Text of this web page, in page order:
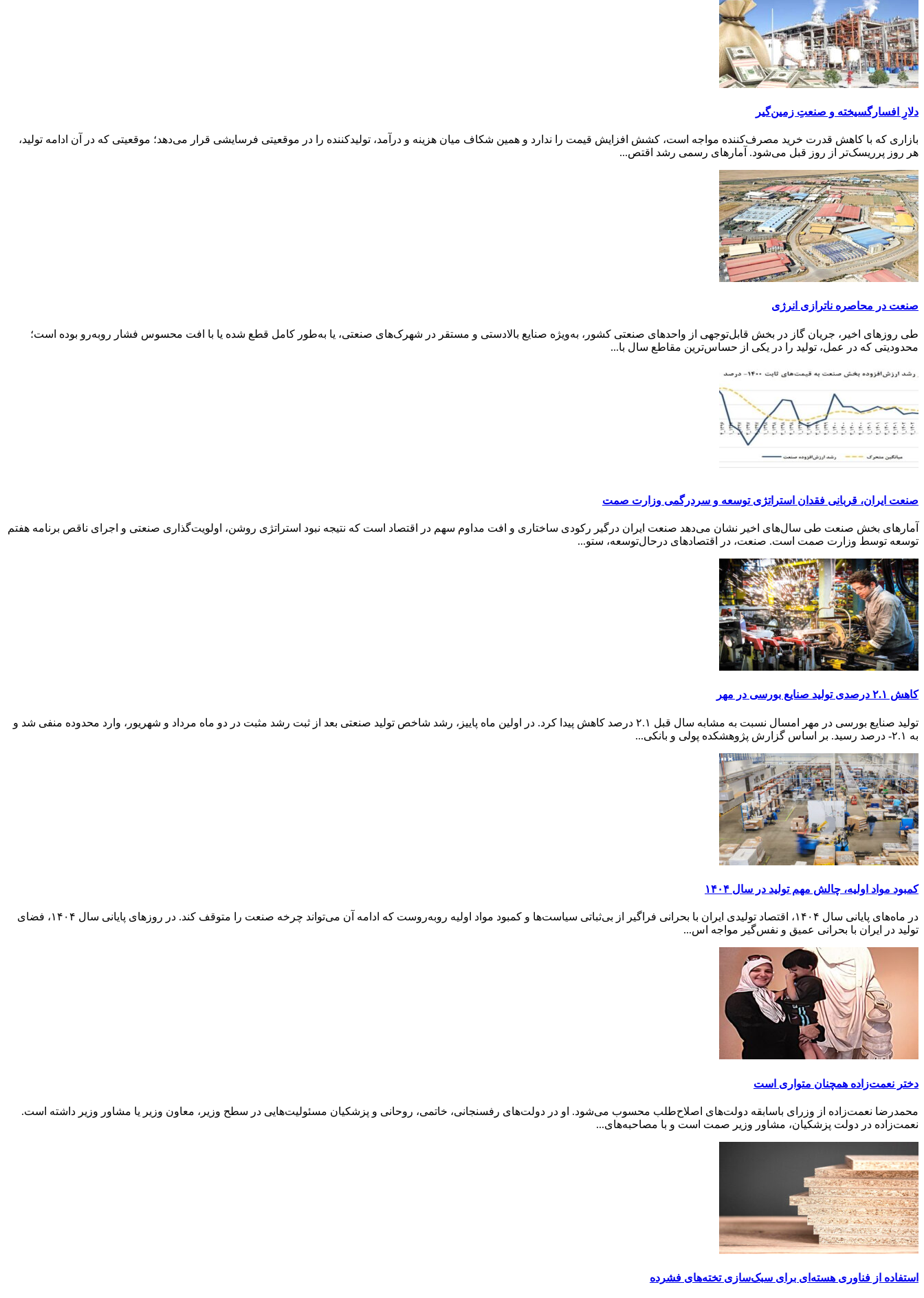
دلارِ افسارگسیخته و صنعتِ زمین‌گیر
بازاری که با کاهش قدرت خرید مصرف‌کننده مواجه است، کشش افزایش قیمت را ندارد و همین شکاف میان هزینه و درآمد، تولیدکننده را در موقعیتی فرسایشی قرار می‌دهد؛ موقعیتی که در آن ادامه تولید،
هر روز پرریسک‌تر از روز قبل می‌شود. آمارهای رسمی رشد اقتص...
صنعت در محاصره ناترازی انرژی
طی روزهای اخیر، جریان گاز در بخش قابل‌توجهی از واحدهای صنعتی کشور، به‌ویژه صنایع بالادستی و مستقر در شهرک‌های صنعتی، یا به‌طور کامل قطع شده یا با افت محسوس فشار روبه‌رو بوده است؛
محدودیتی که در عمل، تولید را در یکی از حساس‌ترین مقاطع سال با...
صنعت ایران، قربانی فقدان استراتژی توسعه و سردرگمی وزارت صمت
آمارهای بخش صنعت طی سال‌های اخیر نشان می‌دهد صنعت ایران درگیر رکودی ساختاری و افت مداوم سهم در اقتصاد است که نتیجه نبود استراتژی روشن، اولویت‌گذاری صنعتی و اجرای ناقص برنامه هفتم
توسعه توسط وزارت صمت است. صنعت، در اقتصادهای درحال‌توسعه، ستو...
کاهش ۲.۱ درصدی تولید صنایع بورسی در مهر
تولید صنایع بورسی در مهر امسال نسبت به مشابه سال قبل ۲.۱ درصد کاهش پیدا کرد. در اولین ماه پاییز، رشد شاخص تولید صنعتی بعد از ثبت رشد مثبت در دو ماه مرداد و شهریور، وارد محدوده منفی شد و
به ۲.۱- درصد رسید. بر اساس گزارش پژوهشکده پولی و بانکی...
کمبود مواد اولیه، چالش مهم تولید در سال ۱۴۰۴
در ماه‌های پایانی سال ۱۴۰۴، اقتصاد تولیدی ایران با بحرانی فراگیر از بی‌ثباتی سیاست‌ها و کمبود مواد اولیه روبه‌روست که ادامه آن می‌تواند چرخه صنعت را متوقف کند. در روزهای پایانی سال ۱۴۰۴، فضای
تولید در ایران با بحرانی عمیق و نفس‌گیر مواجه اس...
دختر نعمت‌زاده همچنان متواری است
محمدرضا نعمت‌زاده از وزرای باسابقه دولت‌های اصلاح‌طلب محسوب می‌شود. او در دولت‌های رفسنجانی، خاتمی، روحانی و پزشکیان مسئولیت‌هایی در سطح وزیر، معاون وزیر یا مشاور وزیر داشته است.
نعمت‌زاده در دولت پزشکیان، مشاور وزیر صمت است و با مصاحبه‌های...
استفاده از فناوری هسته‌ای برای سبک‌سازی تخته‌های فشرده